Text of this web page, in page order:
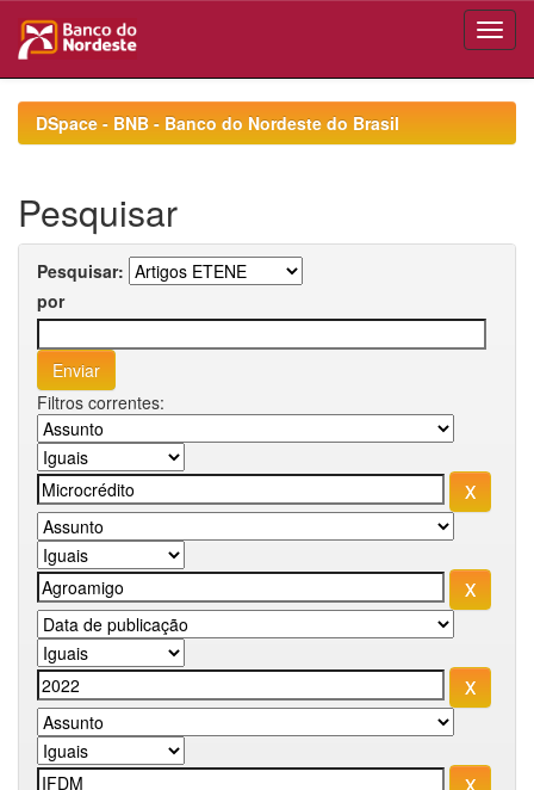
navigationDSpace - BNB - Banco do Nordeste do Brasil
Pesquisar
Pesquisar:
por
Filtros correntes: